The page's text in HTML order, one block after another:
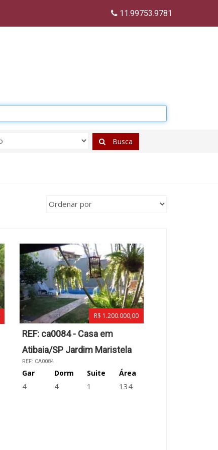
11.99753.9781
Busca
R$ 1.200.000,00
REF: ca0084 - Casa em
Atibaia/SP Jardim Maristela
REF: CA0084
Gar
4
Dorm
4
Suite
1
Área
134